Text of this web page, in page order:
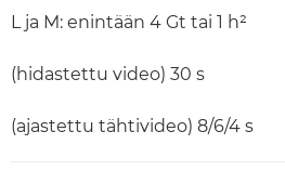
L ja M: enintään 4 Gt tai 1 h²
(hidastettu video) 30 s
(ajastettu tähtivideo) 8/6/4 s